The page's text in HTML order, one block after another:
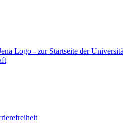
Logo - zur Startseite der